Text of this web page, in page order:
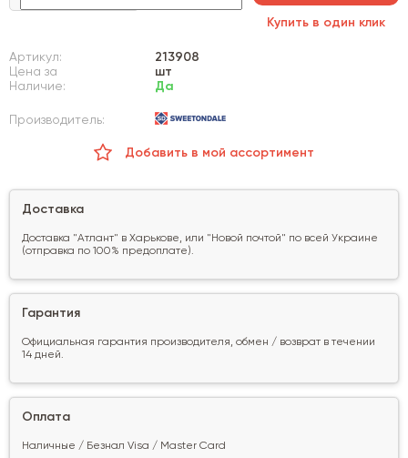
Купить в один клик
Артикул:
213908
Цена за
шт
Наличие:
Да
Производитель:
Добавить в мой ассортимент
Доставка
Доставка "Атлант" в Харькове, или "Новой почтой" по всей Украине
(отправка по 100% предоплате).
Гарантия
Официальная гарантия производителя, обмен / возврат в течении
14 дней.
Оплата
Наличные / Безнал Visa / Master Card